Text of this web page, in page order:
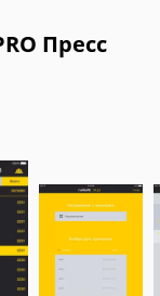
Пресс